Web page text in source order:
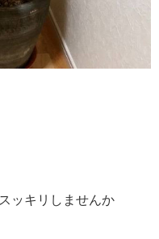
ッキリしませんか